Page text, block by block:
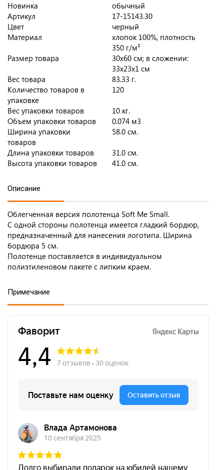
Новинка
обычный
Артикул
17-15143.30
Цвет
черный
Материал
хлопок 100%, плотность
350 г/м²
Размер товара
30х60 см; в сложении:
33х23х1 см
Вес товара
83.33 г.
Количество товаров в
упаковке
120
Вес упаковки товаров
10 кг.
Объем упаковки товаров
0.074 м3
Ширина упаковки
товаров
58.0 см.
Длина упаковки товаров
31.0 см.
Высота упаковки товаров
41.0 см.
Описание
Облегченная версия полотенца Soft Me Small.
С одной стороны полотенца имеется гладкий бордюр,
предназначенный для нанесения логотипа. Ширина
бордюра 5 см.
Полотенце поставляется в индивидуальном
полиэтиленовом пакете с липким краем.
Примечание